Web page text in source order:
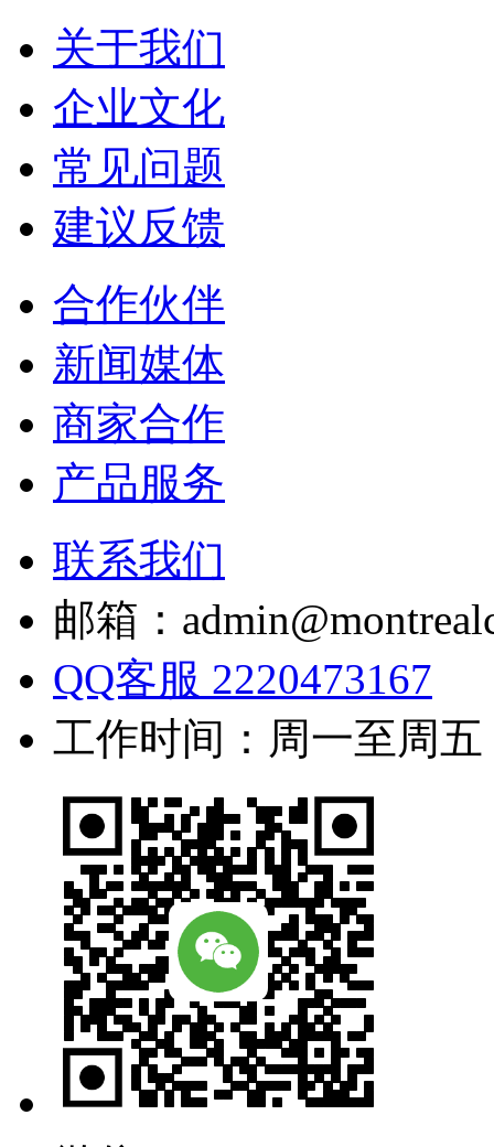
关于我们
企业文化
常见问题
建议反馈
合作伙伴
新闻媒体
商家合作
产品服务
联系我们
邮箱：
QQ客服 2220473167
工作时间：周一至周